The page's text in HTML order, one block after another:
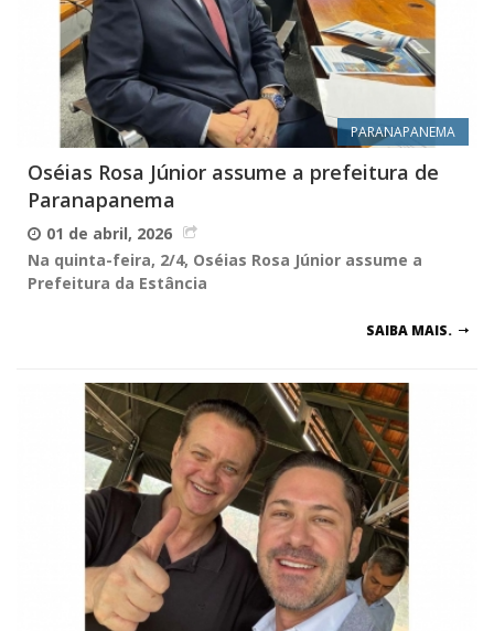
PARANAPANEMA
Oséias Rosa Júnior assume a prefeitura de
Paranapanema
01 de abril, 2026
Na quinta-feira, 2/4, Oséias Rosa Júnior assume a
Prefeitura da Estância
SAIBA MAIS.